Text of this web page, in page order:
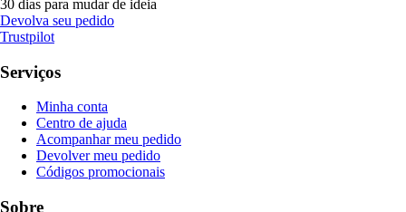
30 dias para mudar de ideia
Devolva seu pedido
Trustpilot
Serviços
Minha conta
Centro de ajuda
Acompanhar meu pedido
Devolver meu pedido
Códigos promocionais
Sobre